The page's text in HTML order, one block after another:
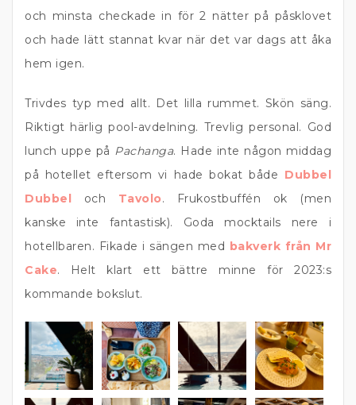
och minsta checkade in för 2 nätter på påsklovet
och hade lätt stannat kvar när det var dags att åka
hem igen.
Trivdes typ med allt. Det lilla rummet. Skön säng.
Riktigt härlig pool-avdelning. Trevlig personal. God
lunch uppe på Pachanga. Hade inte någon middag
på hotellet eftersom vi hade bokat både Dubbel
Dubbel och Tavolo. Frukostbuffén ok (men
kanske inte fantastisk). Goda mocktails nere i
hotellbaren. Fikade i sängen med bakverk från Mr
Cake. Helt klart ett bättre minne för 2023:s
kommande bokslut.